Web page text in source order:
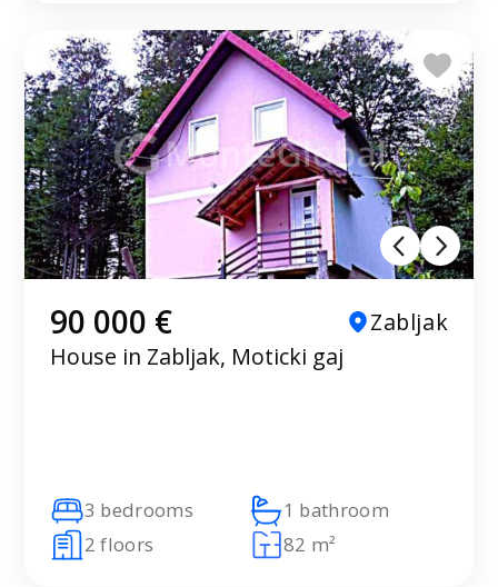
90 000 €
Zabljak
House in Zabljak, Moticki gaj
3 bedrooms
1 bathroom
2 floors
82 m²